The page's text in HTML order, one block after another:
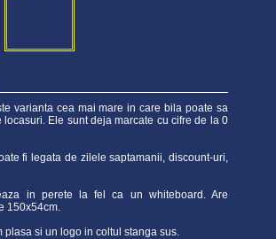
varianta cea mai mare in care bila poate sa
locasuri. Ele sunt deja marcate cu cifre de la 0
fi legata de zilele saptamanii, discount-uri,
in perete la fel ca un whiteboard. Are
150x54cm.
plasa si un logo in coltul stanga sus.